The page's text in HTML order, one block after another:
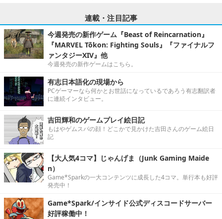
連載・注目記事
今週発売の新作ゲーム『Beast of Reincarnation』
『MARVEL Tōkon: Fighting Souls』『ファイナルフ
ァンタジーXIV』他
今週発売の新作ゲームはこちら。
有志日本語化の現場から
PCゲーマーなら何かとお世話になっているであろう有志翻訳者
に連続インタビュー。
吉田輝和のゲームプレイ絵日記
もはやゲムスパの顔！どこかで見かけた吉田さんのゲーム絵日
記
【大人気4コマ】じゃんげま（Junk Gaming Maide
n）
Game*Sparkの一大コンテンツに成長した4コマ。単行本も好評
発売中！
Game*Spark/インサイド公式ディスコードサーバー
好評稼働中！